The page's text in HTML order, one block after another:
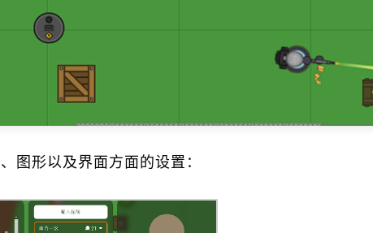
图形以及界面方面的设置：